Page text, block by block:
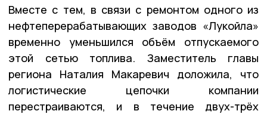
Вместе с тем, в связи с ремонтом одного из
нефтеперерабатывающих заводов «Лукойла»
временно уменьшился объём отпускаемого
этой сетью топлива. Заместитель главы
региона Наталия Макаревич доложила, что
логистические цепочки компании
перестраиваются, и в течение двух-трёх